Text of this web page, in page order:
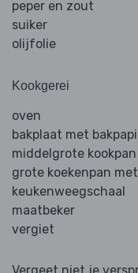
peper en zout
suiker
olijfolie
Kookgerei
oven
bakplaat met
middelgrote kookpan
grote koekenpan met
keukenweegschaal
maatbeker
vergiet